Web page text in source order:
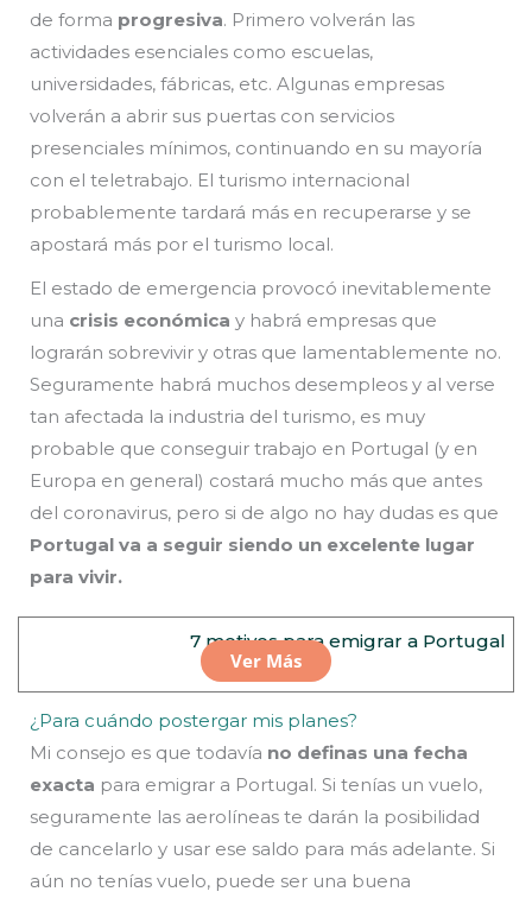
de forma progresiva. Primero volverán las
actividades esenciales como escuelas,
universidades, fábricas, etc. Algunas empresas
volverán a abrir sus puertas con servicios
presenciales mínimos, continuando en su mayoría
con el teletrabajo. El turismo internacional
probablemente tardará más en recuperarse y se
apostará más por el turismo local.
El estado de emergencia provocó inevitablemente
una crisis económica y habrá empresas que
lograrán sobrevivir y otras que lamentablemente no.
Seguramente habrá muchos desempleos y al verse
tan afectada la industria del turismo, es muy
probable que conseguir trabajo en Portugal (y en
Europa en general) costará mucho más que antes
del coronavirus, pero si de algo no hay dudas es que
Portugal va a seguir siendo un excelente lugar
para vivir.
7 motivos para emigrar a Portugal
Ver Más
¿Para cuándo postergar mis planes?
Mi consejo es que todavía no definas una fecha
exacta para emigrar a Portugal. Si tenías un vuelo,
seguramente las aerolíneas te darán la posibilidad
de cancelarlo y usar ese saldo para más adelante. Si
aún no tenías vuelo, puede ser una buena